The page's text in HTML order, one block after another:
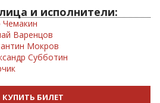
и исполнители:
Чемакин
Варенцов
Мокров
Субботин
КУПИТЬ БИЛЕТ